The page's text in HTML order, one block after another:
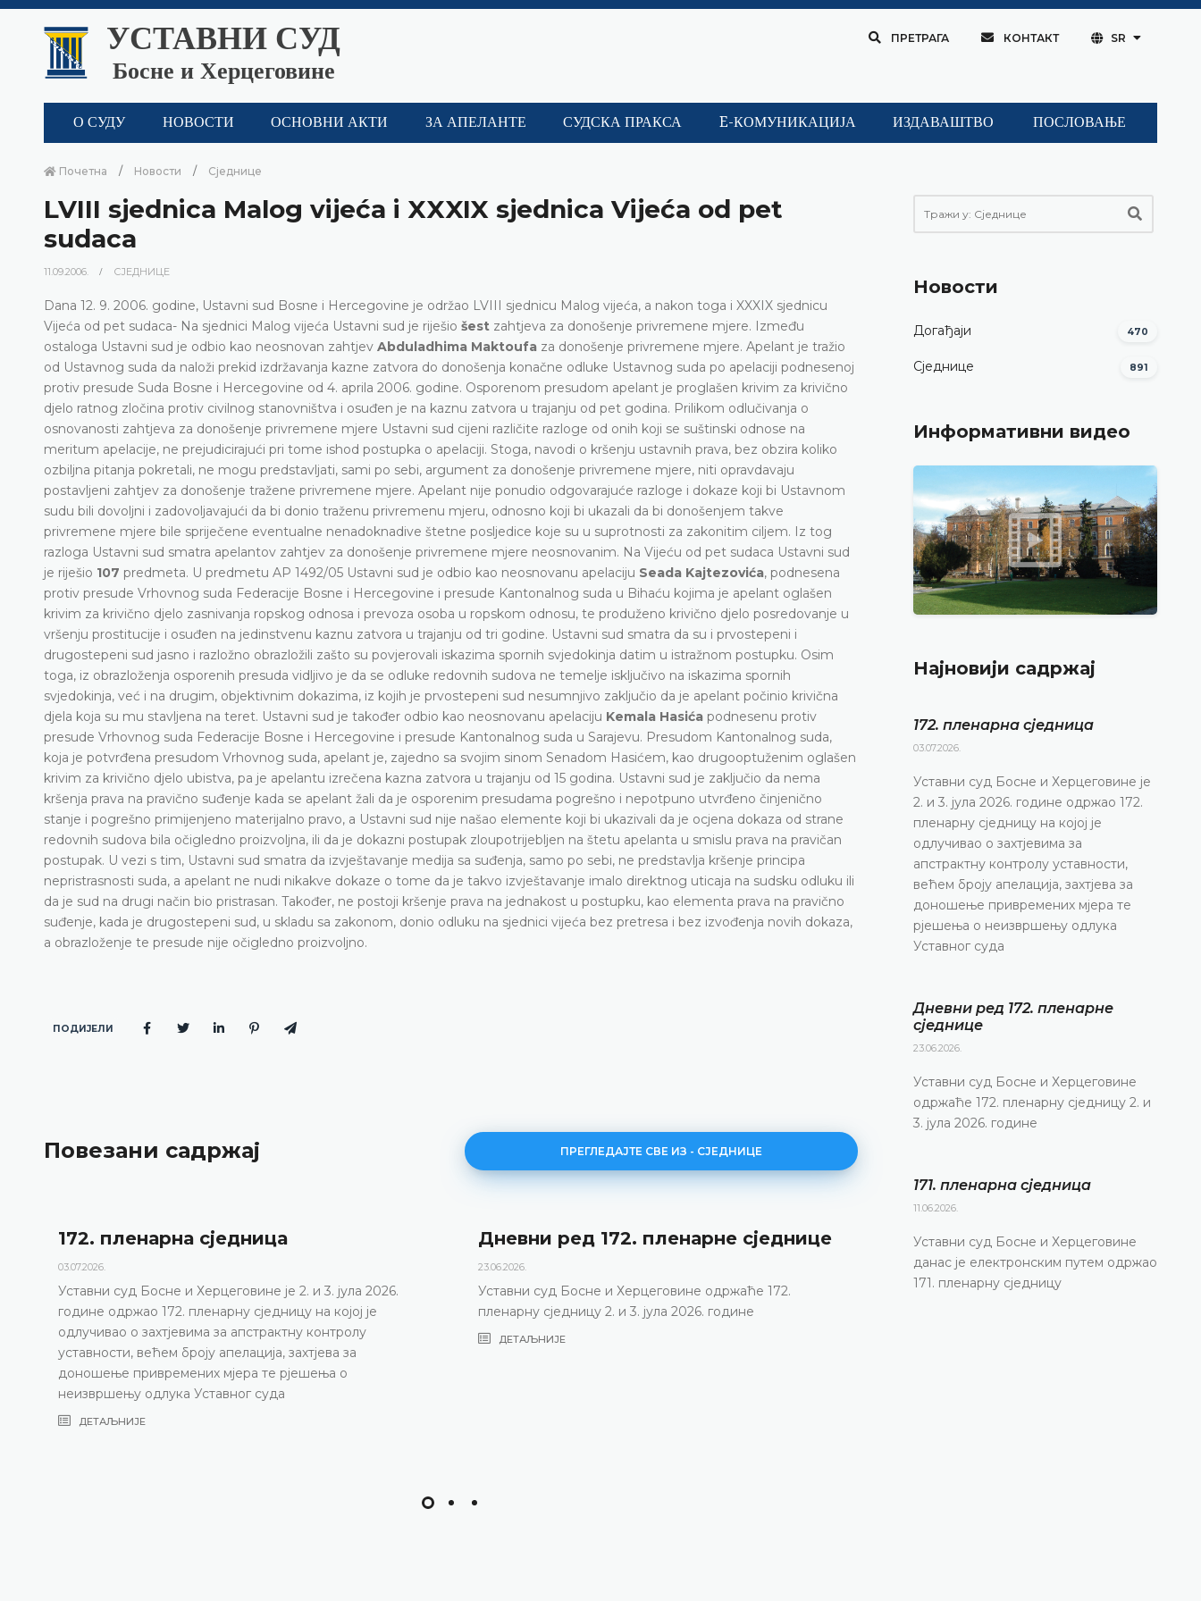
УСТАВНИ СУД
Босне и Херцеговине
ПРЕТРАГА КОНТАКТ SR
О СУДУ НОВОСТИ ОСНОВНИ АКТИ ЗА АПЕЛАНТЕ СУДСКА ПРАКСА E-КОМУНИКАЦИЈА ИЗДАВАШТВО ПОСЛОВАЊЕ
Почетна Новости Сједнице
LVIII sjednica Malog vijeća i XXXIX sjednica Vijeća od pet
sudaca
11.09.2006. СЈЕДНИЦЕ
Dana 12. 9. 2006. godine, Ustavni sud Bosne i Hercegovine je održao LVIII sjednicu Malog vijeća, a nakon toga i XXXIX sjednicu
Vijeća od pet sudaca- Na sjednici Malog vijeća Ustavni sud je riješio šest zahtjeva za donošenje privremene mjere. Između
ostaloga Ustavni sud je odbio kao neosnovan zahtjev Abduladhima Maktoufa za donošenje privremene mjere. Apelant je tražio
od Ustavnog suda da naloži prekid izdržavanja kazne zatvora do donošenja konačne odluke Ustavnog suda po apelaciji podnesenoj
protiv presude Suda Bosne i Hercegovine od 4. aprila 2006. godine. Osporenom presudom apelant je proglašen krivim za krivično
djelo ratnog zločina protiv civilnog stanovništva i osuđen je na kaznu zatvora u trajanju od pet godina. Prilikom odlučivanja o
osnovanosti zahtjeva za donošenje privremene mjere Ustavni sud cijeni različite razloge od onih koji se suštinski odnose na
meritum apelacije, ne prejudicirajući pri tome ishod postupka o apelaciji. Stoga, navodi o kršenju ustavnih prava, bez obzira koliko
ozbiljna pitanja pokretali, ne mogu predstavljati, sami po sebi, argument za donošenje privremene mjere, niti opravdavaju
postavljeni zahtjev za donošenje tražene privremene mjere. Apelant nije ponudio odgovarajuće razloge i dokaze koji bi Ustavnom
sudu bili dovoljni i zadovoljavajući da bi donio traženu privremenu mjeru, odnosno koji bi ukazali da bi donošenjem takve
privremene mjere bile spriječene eventualne nenadoknadive štetne posljedice koje su u suprotnosti za zakonitim ciljem. Iz tog
razloga Ustavni sud smatra apelantov zahtjev za donošenje privremene mjere neosnovanim. Na Vijeću od pet sudaca Ustavni sud
je riješio 107 predmeta. U predmetu AP 1492/05 Ustavni sud je odbio kao neosnovanu apelaciju Seada Kajtezovića, podnesena
protiv presude Vrhovnog suda Federacije Bosne i Hercegovine i presude Kantonalnog suda u Bihaću kojima je apelant oglašen
krivim za krivično djelo zasnivanja ropskog odnosa i prevoza osoba u ropskom odnosu, te produženo krivično djelo posredovanje u
vršenju prostitucije i osuđen na jedinstvenu kaznu zatvora u trajanju od tri godine. Ustavni sud smatra da su i prvostepeni i
drugostepeni sud jasno i razložno obrazložili zašto su povjerovali iskazima spornih svjedokinja datim u istražnom postupku. Osim
toga, iz obrazloženja osporenih presuda vidljivo je da se odluke redovnih sudova ne temelje isključivo na iskazima spornih
svjedokinja, već i na drugim, objektivnim dokazima, iz kojih je prvostepeni sud nesumnjivo zaključio da je apelant počinio krivična
djela koja su mu stavljena na teret. Ustavni sud je također odbio kao neosnovanu apelaciju Kemala Hasića podnesenu protiv
presude Vrhovnog suda Federacije Bosne i Hercegovine i presude Kantonalnog suda u Sarajevu. Presudom Kantonalnog suda,
koja je potvrđena presudom Vrhovnog suda, apelant je, zajedno sa svojim sinom Senadom Hasićem, kao drugooptuženim oglašen
krivim za krivično djelo ubistva, pa je apelantu izrečena kazna zatvora u trajanju od 15 godina. Ustavni sud je zaključio da nema
kršenja prava na pravično suđenje kada se apelant žali da je osporenim presudama pogrešno i nepotpuno utvrđeno činjenično
stanje i pogrešno primijenjeno materijalno pravo, a Ustavni sud nije našao elemente koji bi ukazivali da je ocjena dokaza od strane
redovnih sudova bila očigledno proizvoljna, ili da je dokazni postupak zloupotrijebljen na štetu apelanta u smislu prava na pravičan
postupak. U vezi s tim, Ustavni sud smatra da izvještavanje medija sa suđenja, samo po sebi, ne predstavlja kršenje principa
nepristrasnosti suda, a apelant ne nudi nikakve dokaze o tome da je takvo izvještavanje imalo direktnog uticaja na sudsku odluku ili
da je sud na drugi način bio pristrasan. Također, ne postoji kršenje prava na jednakost u postupku, kao elementa prava na pravično
suđenje, kada je drugostepeni sud, u skladu sa zakonom, donio odluku na sjednici vijeća bez pretresa i bez izvođenja novih dokaza,
a obrazloženje te presude nije očigledno proizvoljno.
ПОДИЈЕЛИ
Повезани садржај ПРЕГЛЕДАЈТЕ СВЕ ИЗ - СЈЕДНИЦЕ
172. пленарна сједницa
03.07.2026.
Уставни суд Босне и Херцеговине је 2. и 3. јула 2026.
године одржао 172. пленарну сједницу на којој је
одлучивао о захтјевима за апстрактну контролу
уставности, већем броју апелација, захтјева за
доношење привремених мјера те рјешења о
неизвршењу одлука Уставног суда
ДЕТАЉНИЈЕ
Дневни ред 172. пленарне сједнице
23.06.2026.
Уставни суд Босне и Херцеговине одржаће 172.
пленарну сједницу 2. и 3. јула 2026. године
ДЕТАЉНИЈЕ
171. пленарна сједницa
11.06.2026.
Уставни суд Босне и Херцеговине данас је
Новости
Догађаји 470
Сједнице 891
Информативни видео
Најновији садржај
172. пленарна сједницa
03.07.2026.
Уставни суд Босне и Херцеговине је
2. и 3. јула 2026. године одржао 172.
пленарну сједницу на којој је
одлучивао о захтјевима за
апстрактну контролу уставности,
већем броју апелација, захтјева за
доношење привремених мјера те
рјешења о неизвршењу одлука
Уставног суда
Дневни ред 172. пленарне
сједнице
23.06.2026.
Уставни суд Босне и Херцеговине
одржаће 172. пленарну сједницу 2. и
3. јула 2026. године
171. пленарна сједницa
11.06.2026.
Уставни суд Босне и Херцеговине
данас је електронским путем одржао
171. пленарну сједницу